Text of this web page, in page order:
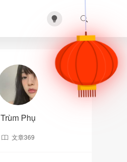
Trùm Phụ
文章369